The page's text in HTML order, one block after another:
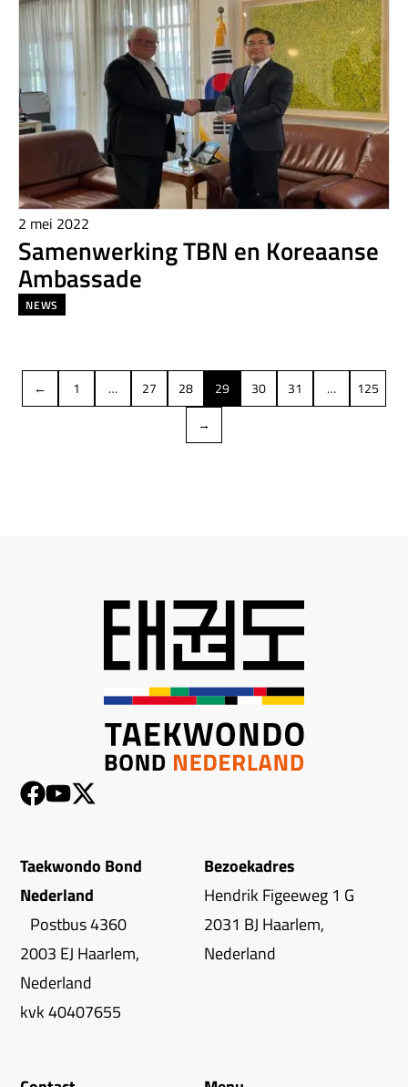
2 mei 2022
Samenwerking TBN en Koreaanse
Ambassade
NEWS
← 1 … 27 28 29 30 31 …
125
→
Taekwondo Bond
Nederland
Postbus 4360
2003 EJ Haarlem,
Nederland
kvk 40407655
Bezoekadres
Hendrik Figeeweg 1 G
2031 BJ Haarlem,
Nederland